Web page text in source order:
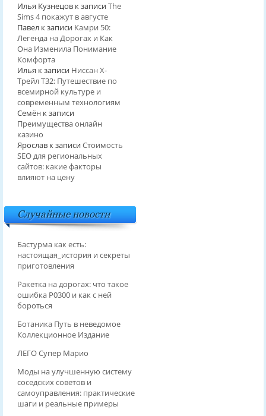
Илья Кузнецовк записиThe
Sims 4 покажут в августе
Павелк записи Камри 50:
Легенда на Дорогах и Как
Она Изменила Понимание
Комфорта
Илья к записи Ниссан Х-
Трейл T32: Путешествие по
всемирной культуре и
современным технологиям
Семёнк записи
Преимущества онлайн
казино
Ярославк записиСтоимость
SEO для региональных
сайтов: какие факторы
влияют на цену
Случайные новости
Бастурма как есть:
настоящая_история и секреты
приготовления
Ракетка на дорогах: что такое
ошибка P0300 и как с ней
бороться
Ботаника Путь в неведомое
Коллекционное Издание
ЛЕГО Супер Марио
Моды на улучшенную систему
соседских советов и
самоуправления: практические
шаги и реальные примеры